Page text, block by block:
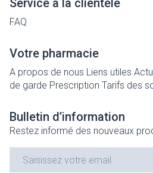
Service à la clientèle
FAQ
Votre pharmacie
A propos de nous Liens utiles
de garde Prescription Tarifs des
Bulletin d’information
Restez informé des nouveaux